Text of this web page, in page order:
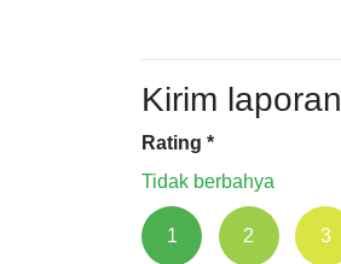
Kirim laporan
Rating *
Tidak berbahya
1 2 3